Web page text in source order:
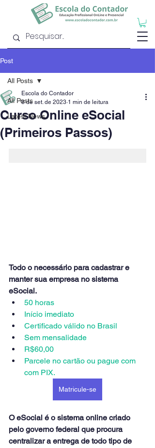
Post
All Posts
Latest News
All Posts
Curso Online eSocial
(Primeiros Passos)
Escola do Contador
8 de set. de 2023 1 min de leitura
Todo o necessário para cadastrar e
manter sua empresa no sistema
eSocial.
50 horas
Início imediato
Certificado válido no Brasil
Sem mensalidade
R$60,00
Parcele no cartão ou pague com
com PIX.
Matricule-se
O eSocial é o sistema online criado
pelo governo federal que procura
centralizar a entrega de todo tipo de